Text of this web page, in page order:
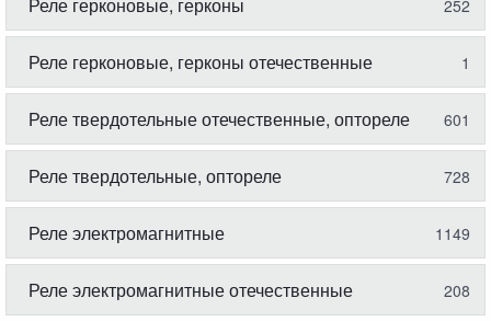
Реле герконовые, герконы 252
Реле герконовые, герконы отечественные 1
Реле твердотельные отечественные, оптореле 601
Реле твердотельные, оптореле 728
Реле электромагнитные 1149
Реле электромагнитные отечественные 208